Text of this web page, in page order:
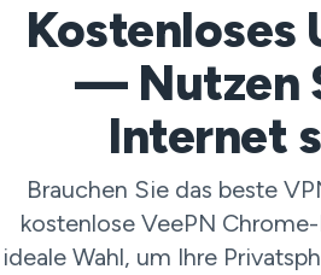
Kostenloses
— Nutzen
Internet
Brauchen Sie das beste
kostenlose VeePN
ideale Wahl, um Ihre